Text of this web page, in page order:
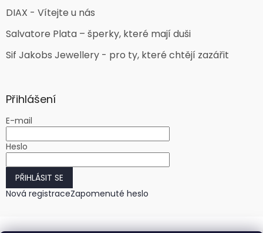
DIAX - Vítejte u nás
Salvatore Plata – šperky, které mají duši
Sif Jakobs Jewellery - pro ty, které chtějí zazářit
Přihlášení
E-mail
Heslo
PŘIHLÁSIT SE
Nová registraceZapomenuté heslo